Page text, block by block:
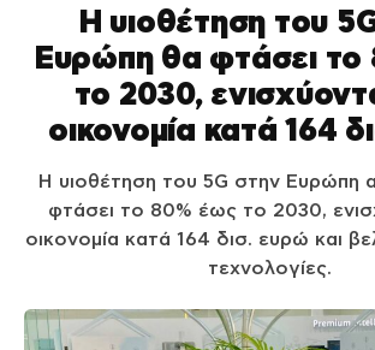
Η υιοθέτηση του
Ευρώπη θα φτάσει το
το 2030,
οικονομία κατά 164
Η υιοθέτηση του 5G στην Ευρώπη
φτάσει το 80% έως το 2030,
οικονομία κατά 164 δισ. ευρώ και
τεχνολογίες.